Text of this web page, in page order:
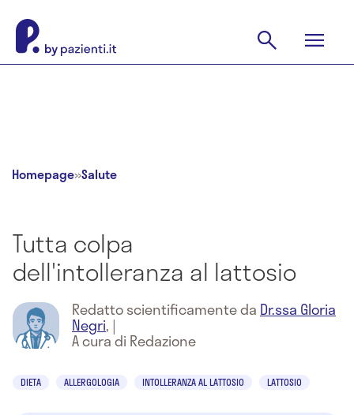
Homepage»Salute
Tutta colpa
dell'intolleranza al lattosio
Redatto scientificamente da Dr.ssa Gloria
Negri, |
A cura di Redazione
DIETA ALLERGOLOGIA INTOLLERANZA AL LATTOSIO LATTOSIO